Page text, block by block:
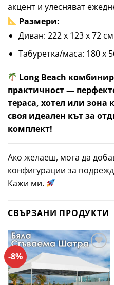
акцент и улесняват
Размери:
Диван: 222 x 123 x 72 см
Табуретка/маса: 180 x
Long Beach
практичност —
тераса, хотел или зона
своя идеален кът за
комплект!
Ако желаеш, мога да
конфигурации за
Кажи ми.
СВЪРЗАНИ ПРОДУКТИ
-8%
Добави
в
Любими